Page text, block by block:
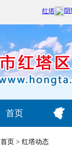
首页
首页 > 红塔动态